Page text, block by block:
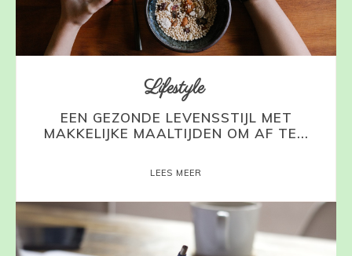
Lifestyle
EEN GEZONDE LEVENSSTIJL MET
MAKKELIJKE MAALTIJDEN OM AF TE...
LEES MEER